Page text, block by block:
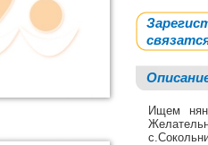
Ищем